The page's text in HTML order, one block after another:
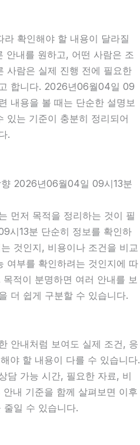
확인해야 할 내용이 달라질
안내를 원하고, 어떤 사람은 조
사람은 실제 진행 전에 필요한
합니다. 2026년06월04일 09
내용을 볼 때는 단순한 설명보
있는 기준이 충분히 정리되어
.
2026년06월04일 09시13분
먼저 목적을 정리하는 것이 필
시13분 단순히 정보를 확인하
것인지, 비용이나 조건을 비교
여부를 확인하려는 것인지에 따
적이 분명하면 여러 안내를 보
더 쉽게 구분할 수 있습니다.
안내처럼 보여도 실제 조건, 응
야 할 내용이 다를 수 있습니다.
담 가능 시간, 필요한 자료, 비
내 기준을 함께 살펴보면 이후
일 수 있습니다.